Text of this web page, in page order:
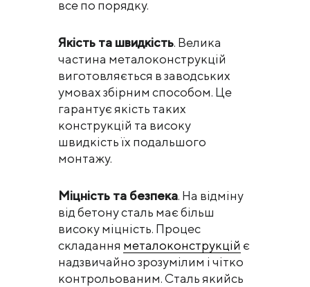
все по порядку.
Якість та швидкість. Велика
частина металоконструкцій
виготовляється в заводських
умовах збірним способом. Це
гарантує якість таких
конструкцій та високу
швидкість їх подальшого
монтажу.
Міцність та безпека. На відміну
від бетону сталь має більш
високу міцність. Процес
складання металоконструкцій є
надзвичайно зрозумілим і чітко
контрольованим. Сталь якийсь